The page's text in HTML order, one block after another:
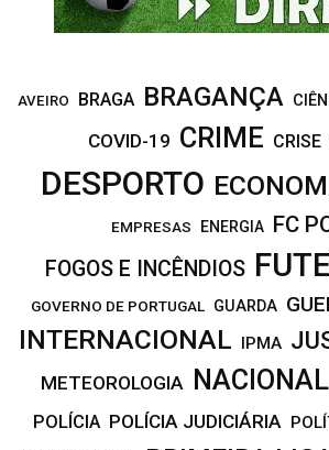
AVEIRO BRAGA BRAGANÇA
COVID-19 CRIME CRISE
DESPORTO
EMPRESAS ENERGIA FC
FOGOS E INCÊNDIOS
GOVERNO DE PORTUGAL GUARDA
INTERNACIONAL IPMA
METEOROLOGIA NACIONAL
POLÍCIA POLÍCIA JUDICIÁRIA